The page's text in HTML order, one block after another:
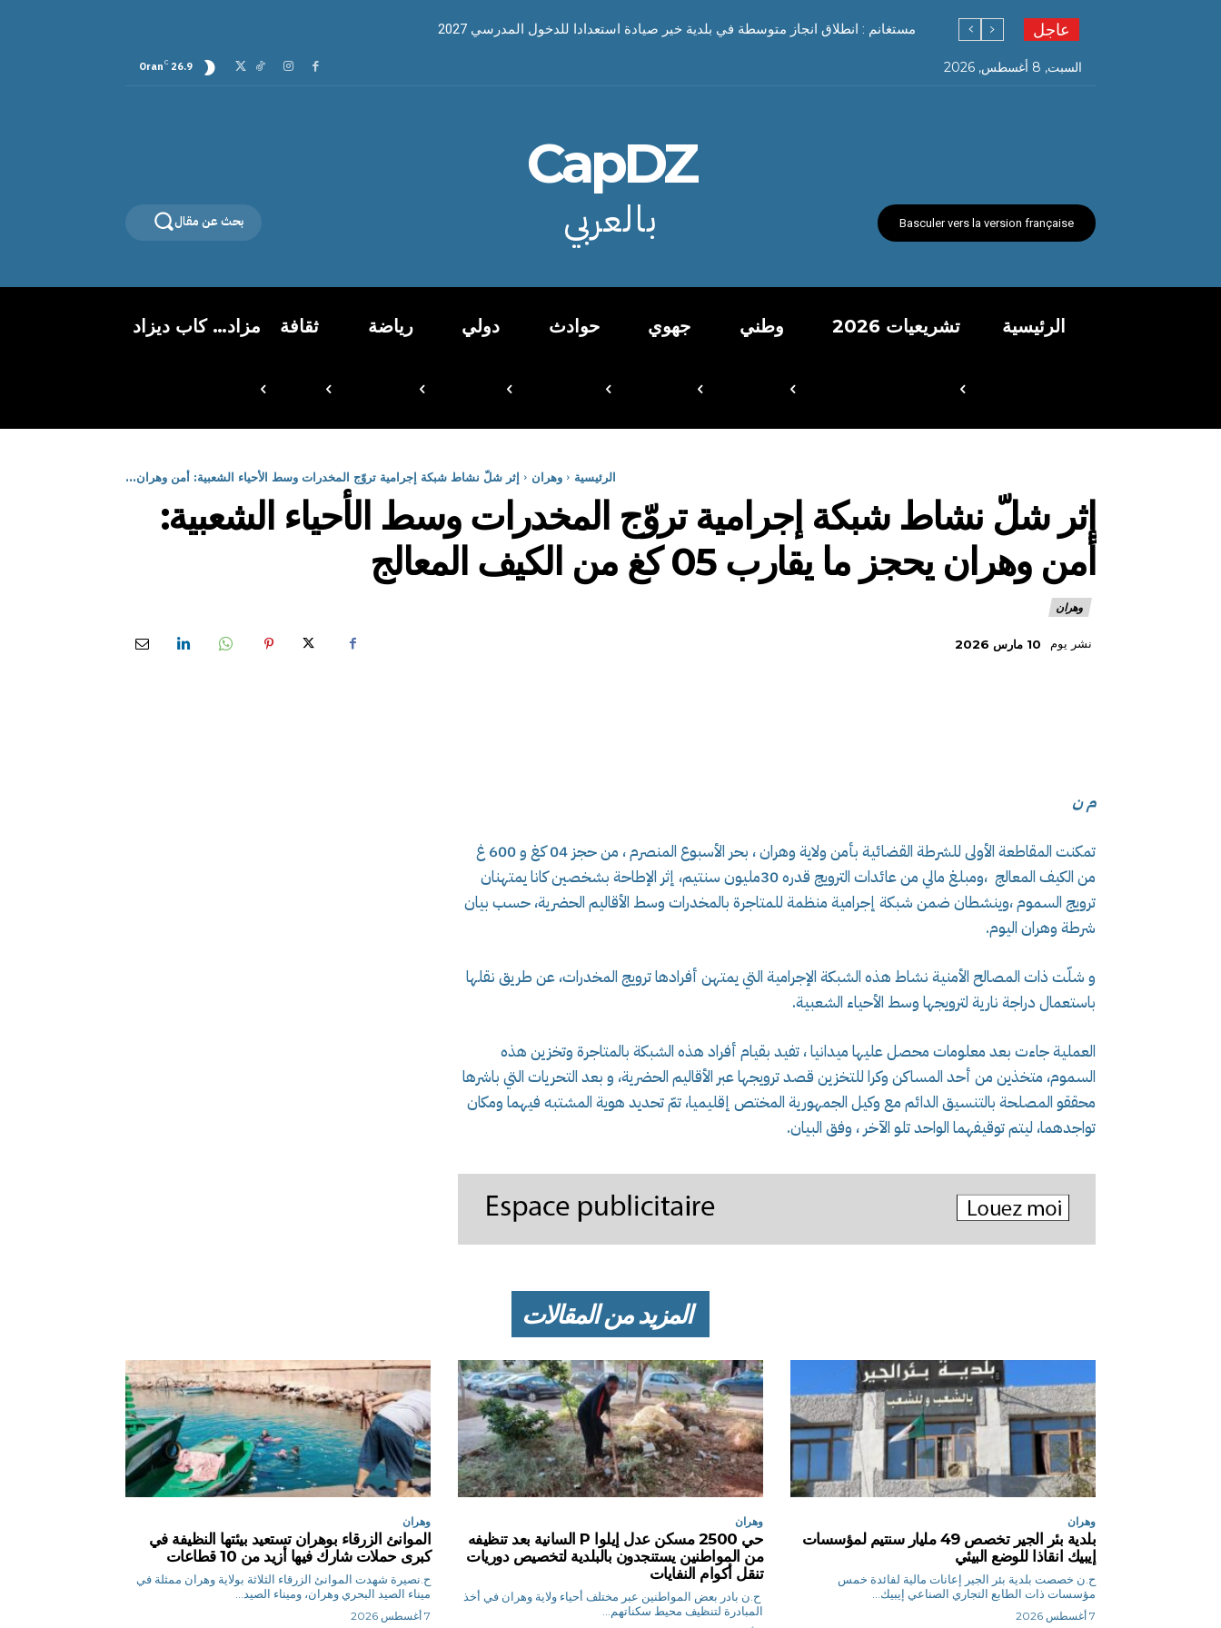
عاجل مستغانم : انطلاق انجاز متوسطة في بلدية خير صيادة استعدادا للدخول المدرسي 2027
السبت, 8 أغسطس, 2026 26.9
C
Oran
Basculer vers la version française
CapDZ
بالعربي بحث عن مقال
الرئيسية تشريعيات 2026 وطني جهوي حوادث دولي رياضة ثقافة مزاد… كاب ديزاد
الرئيسية وهران إثر شلّ نشاط شبكة إجرامية تروّج المخدرات وسط الأحياء الشعبية: أمن وهران...
إثر شلّ نشاط شبكة إجرامية تروّج المخدرات وسط الأحياء الشعبية:
أمن وهران يحجز ما يقارب 05 كغ من الكيف المعالج
وهران
نشر يوم 10 مارس 2026
م ن
تمكنت المقاطعة الأولى للشرطة القضائية بأمن ولاية وهران ، بحر الأسبوع المنصرم ، من حجز 04 كغ و 600 غ
من الكيف المعالج ،ومبلغ مالي من عائدات الترويج قدره 30مليون سنتيم، إثر الإطاحة بشخصين كانا يمتهنان
ترويج السموم ،وينشطان ضمن شبكة إجرامية منظمة للمتاجرة بالمخدرات وسط الأقاليم الحضرية، حسب بيان
شرطة وهران اليوم.
و شلّت ذات المصالح الأمنية نشاط هذه الشبكة الإجرامية التي يمتهن أفرادها ترويج المخدرات، عن طريق نقلها
باستعمال دراجة نارية لترويجها وسط الأحياء الشعبية.
العملية جاءت بعد معلومات محصل عليها ميدانيا ، تفيد بقيام أفراد هذه الشبكة بالمتاجرة وتخزين هذه
السموم، متخذين من أحد المساكن وكرا للتخزين قصد ترويجها عبر الأقاليم الحضرية، و بعد التحريات التي باشرها
محققو المصلحة بالتنسيق الدائم مع وكيل الجمهورية المختص إقليميا، تمّ تحديد هوية المشتبه فيهما ومكان
تواجدهما، ليتم توقيفهما الواحد تلو الآخر ، وفق البيان.
المزيد من المقالات
وهران
بلدية بئر الجير تخصص 49 مليار سنتيم لمؤسسات
إيبيك انقاذا للوضع البيئي
ح.ن خصصت بلدية بئر الجير إعانات مالية لفائدة خمس
مؤسسات ذات الطابع التجاري الصناعي إيبيك...
7 أغسطس 2026
وهران
حي 2500 مسكن عدل إيلوا P السانية بعد تنظيفه
من المواطنين يستنجدون بالبلدية لتخصيص دوريات
تنقل أكوام النفايات
ح.ن بادر بعض المواطنين عبر مختلف أحياء ولاية وهران في أخذ
المبادرة لتنظيف محيط سكناتهم...
وهران
الموانئ الزرقاء بوهران تستعيد بيئتها النظيفة في
كبرى حملات شارك فيها أزيد من 10 قطاعات
ح.نصيرة شهدت الموانئ الزرقاء الثلاثة بولاية وهران ممثلة في
ميناء الصيد البحري وهران، وميناء الصيد...
7 أغسطس 2026